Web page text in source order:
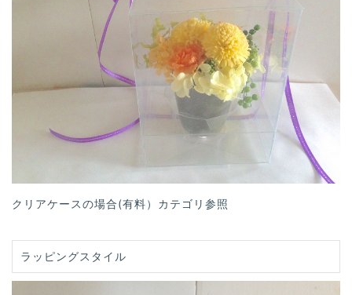
クリアケースの場合(有料）カテゴリ参照
ラッピングスタイル